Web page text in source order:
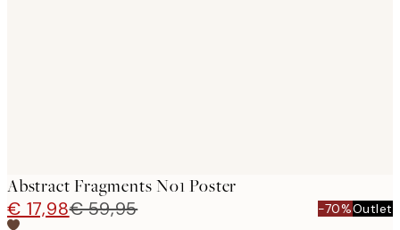
Abstract Fragments No1 Poster
€ 17,98€ 59,95 -70%Outlet